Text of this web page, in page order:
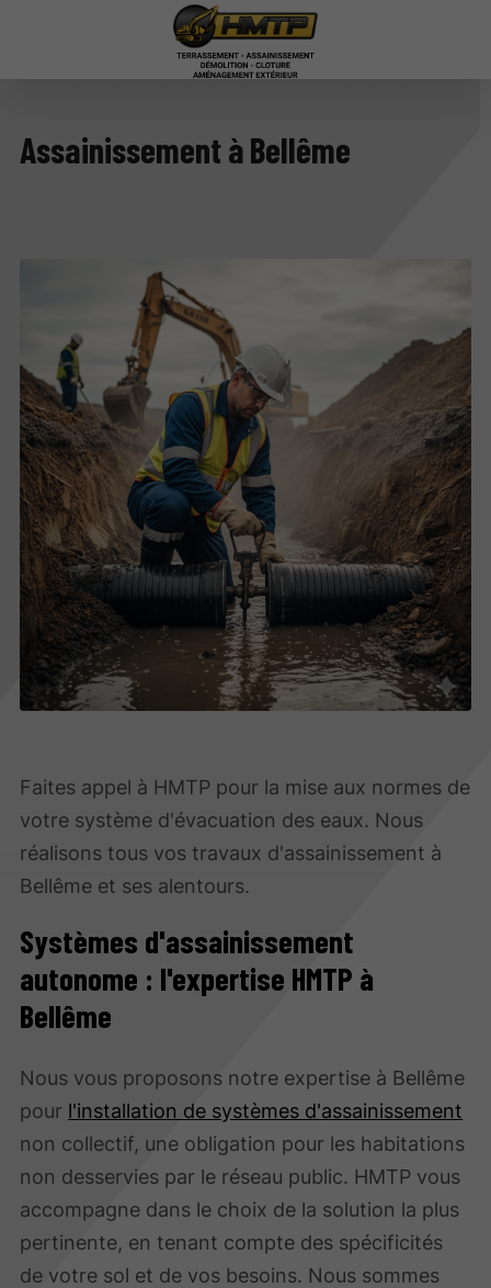
Assainissement à Bellême
Faites appel à HMTP pour la mise aux normes de
votre système d'évacuation des eaux. Nous
réalisons tous vos travaux d'assainissement à
Bellême et ses alentours.
Systèmes d'assainissement
autonome : l'expertise HMTP à
Bellême
Nous vous proposons notre expertise à Bellême
pour l'installation de systèmes d'assainissement
non collectif, une obligation pour les habitations
non desservies par le réseau public. HMTP vous
accompagne dans le choix de la solution la plus
pertinente, en tenant compte des spécificités
de votre sol et de vos besoins. Nous sommes